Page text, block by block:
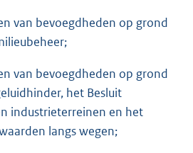
van bevoegdheden op grond
van bevoegdheden op grond
het Besluit
industrieterreinen en het
langs wegen;